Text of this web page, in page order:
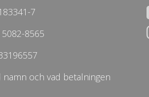
7
5082-8565
namn och vad betalningen